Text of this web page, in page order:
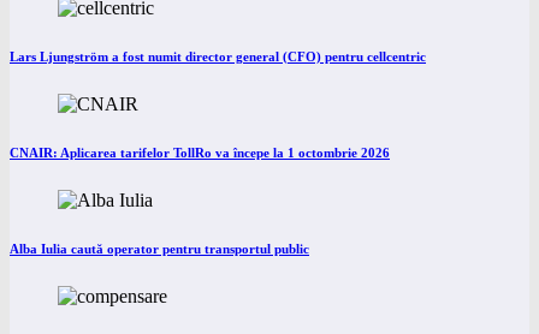
Lars Ljungström a fost numit director general (CFO) pentru cellcentric
CNAIR: Aplicarea tarifelor TollRo va începe la 1 octombrie 2026
Alba Iulia caută operator pentru transportul public